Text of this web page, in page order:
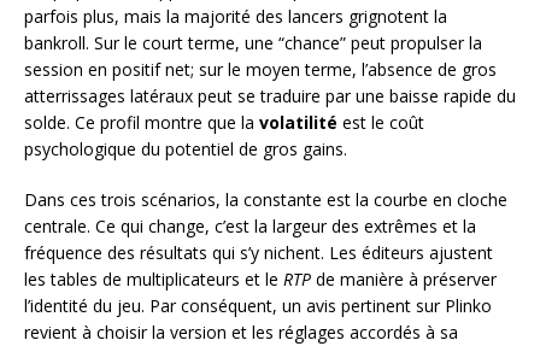
parfois plus, mais la majorité des lancers grignotent la
bankroll. Sur le court terme, une “chance” peut propulser la
session en positif net; sur le moyen terme, l’absence de gros
atterrissages latéraux peut se traduire par une baisse rapide du
solde. Ce profil montre que la volatilité est le coût
psychologique du potentiel de gros gains.
Dans ces trois scénarios, la constante est la courbe en cloche
centrale. Ce qui change, c’est la largeur des extrêmes et la
fréquence des résultats qui s’y nichent. Les éditeurs ajustent
les tables de multiplicateurs et le RTP de manière à préserver
l’identité du jeu. Par conséquent, un avis pertinent sur Plinko
revient à choisir la version et les réglages accordés à sa